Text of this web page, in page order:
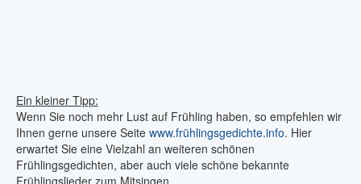
Ein kleiner Tipp:
Wenn Sie noch mehr Lust auf Frühling haben, so empfehlen wir
Ihnen gerne unsere Seite www.frühlingsgedichte.info. Hier
erwartet Sie eine Vielzahl an weiteren schönen
Frühlingsgedichten, aber auch viele schöne bekannte
Frühlingslieder zum Mitsingen.